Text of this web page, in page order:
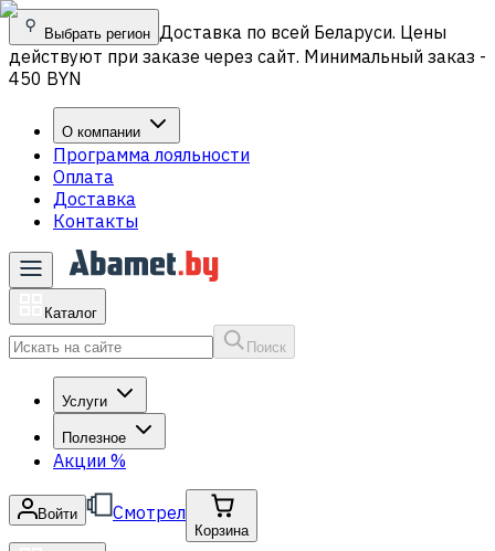
Выбрать регион Доставка по всей Беларуси. Цены
действуют при заказе через сайт. Минимальный заказ -
450 BYN
О компании
Программа лояльности
Оплата
Доставка
Контакты
Каталог
Поиск
Услуги
Полезное
Акции %
Войти Смотрел
Корзина